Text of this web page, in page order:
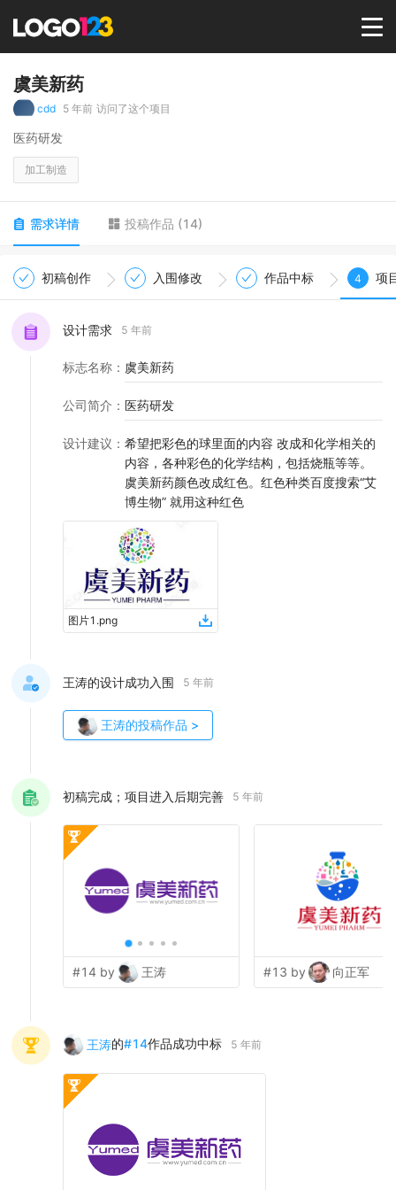
LOGO
虞美新药
cdd 5 年前 访问了这个项目
医药研发
加工制造
需求详情 投稿作品 (14)
初稿创作 入围修改 作品中标 4 项
设计需求 5 年前
标志名称 ： 虞美新药
公司简介 ： 医药研发
设计建议 ： 希望把彩色的球里面的内容 改成和化学相关的
内容，各种彩色的化学结构，包括烧瓶等等。
虞美新药颜色改成红色。红色种类百度搜索“艾
博生物” 就用这种红色
图片1 .png
王涛的设计成功入围 5 年前
王涛的投稿作品 >
初稿完成；项目进入后期完善 5 年前
#14 by 王涛 #13 by 向正军
王涛的#14作品成功中标 5 年前